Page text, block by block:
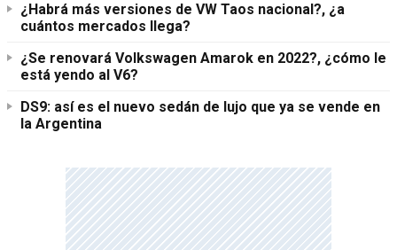
¿Habrá más versiones de VW Taos nacional?, ¿a
cuántos mercados llega?
¿Se renovará Volkswagen Amarok en 2022?, ¿cómo le
está yendo al V6?
DS9: así es el nuevo sedán de lujo que ya se vende en
la Argentina